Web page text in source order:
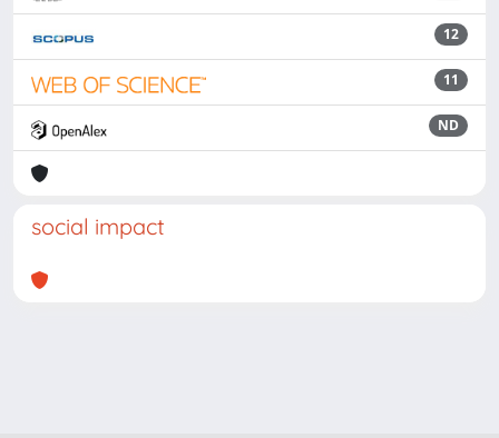
12
11
ND
social impact